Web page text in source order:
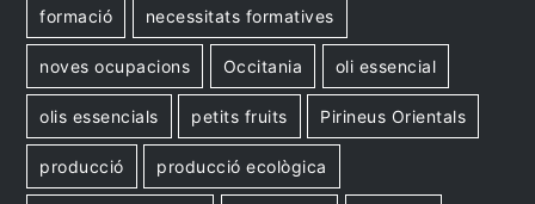
formació necessitats formatives
noves ocupacions Occitania oli essencial
olis essencials petits fruits Pirineus Orientals
producció producció ecològica